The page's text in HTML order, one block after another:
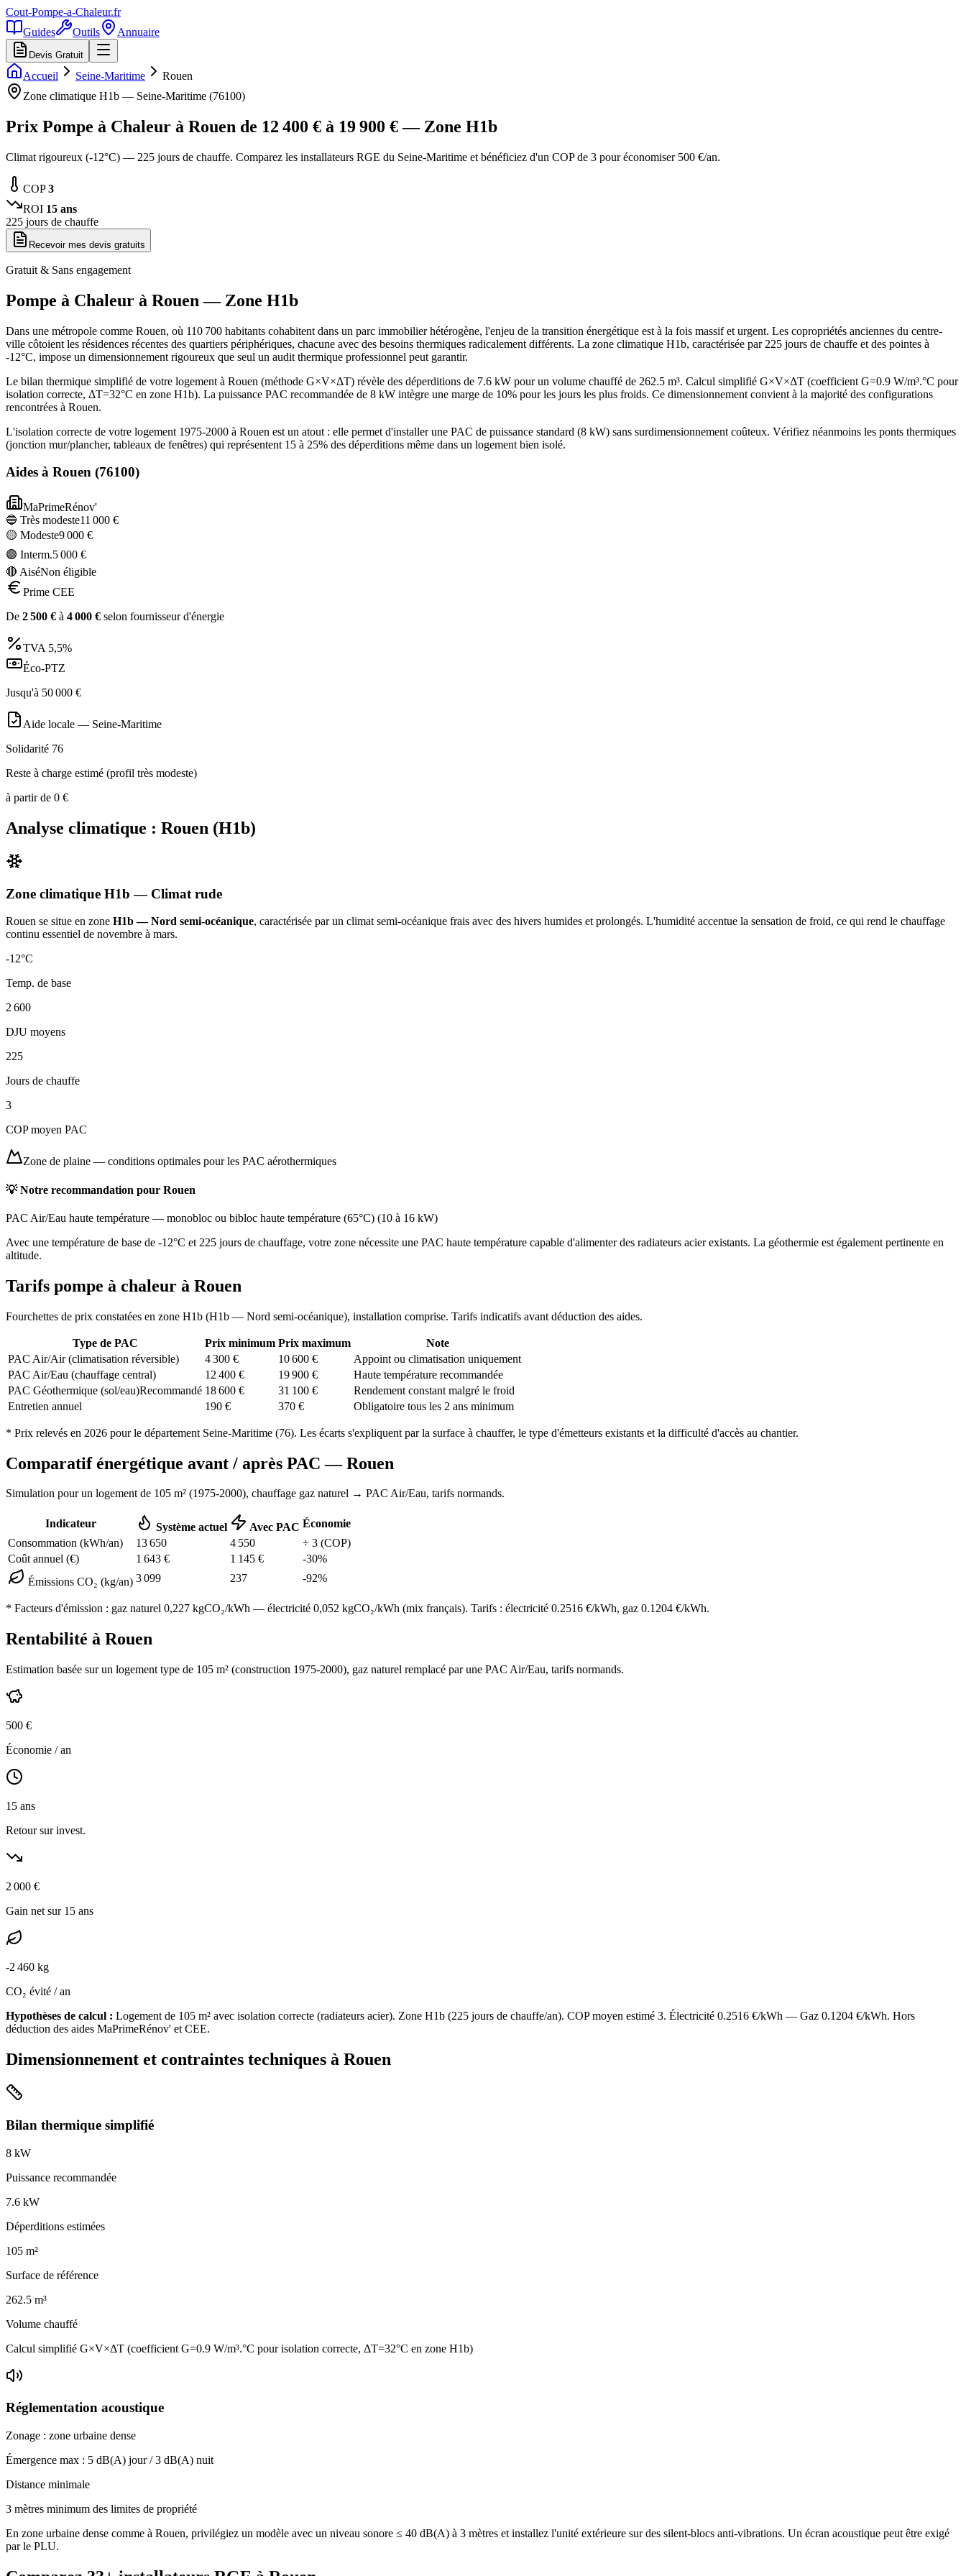
Cout-Pompe-a-Chaleur.fr
Guides
Outils Annuaire
Devis Gratuit
Accueil Seine-Maritime
Rouen
Zone climatique H1b — Seine-Maritime (76100)
Prix Pompe à Chaleur à Rouen de 12 400 € à 19 900 € — Zone H1b
Climat rigoureux (-12°C) — 225 jours de chauffe. Comparez les installateurs RGE du Seine-Maritime et bénéficiez d'un COP de 3 pour économiser 500 €/an.
COP3
ROI 15 ans
225 jours de chauffe
Recevoir mes devis gratuits
Gratuit & Sans engagement
Pompe à Chaleur à Rouen — Zone H1b
Dans une métropole comme Rouen, où 110 700 habitants cohabitent dans un parc immobilier hétérogène, l'enjeu de la transition énergétique est à la fois massif et urgent. Les copropriétés anciennes du centre-
ville côtoient les résidences récentes des quartiers périphériques, chacune avec des besoins thermiques radicalement différents. La zone climatique H1b, caractérisée par 225 jours de chauffe et des pointes à
-12°C, impose un dimensionnement rigoureux que seul un audit thermique professionnel peut garantir.
Le bilan thermique simplifié de votre logement à Rouen (méthode G×V×ΔT) révèle des déperditions de 7.6 kW pour un volume chauffé de 262.5 m³. Calcul simplifié G×V×ΔT (coefficient G=0.9 W/m³.°C pour
isolation correcte, ΔT=32°C en zone H1b). La puissance PAC recommandée de 8 kW intègre une marge de 10% pour les jours les plus froids. Ce dimensionnement convient à la majorité des configurations
rencontrées à Rouen.
L'isolation correcte de votre logement 1975-2000 à Rouen est un atout : elle permet d'installer une PAC de puissance standard (8 kW) sans surdimensionnement coûteux. Vérifiez néanmoins les ponts thermiques
(jonction mur/plancher, tableaux de fenêtres) qui représentent 15 à 25% des déperditions même dans un logement bien isolé.
Aides à Rouen (76100)
MaPrimeRénov'
🔵 Très modeste11 000 €
🟡 Modeste9 000 €
🟣 Interm.5 000 €
🔴 AiséNon éligible
Prime CEE
De 2 500 € à 4 000 € selon fournisseur d'énergie
TVA 5,5%
Éco-PTZ
Jusqu'à 50 000 €
Aide locale — Seine-Maritime
Solidarité 76
Reste à charge estimé (profil très modeste)
à partir de 0 €
Analyse climatique : Rouen (H1b)
Zone climatique H1b — Climat rude
Rouen se situe en zone H1b — Nord semi-océanique, caractérisée par un climat semi-océanique frais avec des hivers humides et prolongés. L'humidité accentue la sensation de froid, ce qui rend le chauffage
continu essentiel de novembre à mars.
-12°C
Temp. de base
2 600
DJU moyens
225
Jours de chauffe
3
COP moyen PAC
Zone de plaine — conditions optimales pour les PAC aérothermiques
💡 Notre recommandation pour Rouen
PAC Air/Eau haute température — monobloc ou bibloc haute température (65°C) (10 à 16 kW)
Avec une température de base de -12°C et 225 jours de chauffage, votre zone nécessite une PAC haute température capable d'alimenter des radiateurs acier existants. La géothermie est également pertinente en
altitude.
Tarifs pompe à chaleur à Rouen
Fourchettes de prix constatées en zone H1b (H1b — Nord semi-océanique), installation comprise. Tarifs indicatifs avant déduction des aides.
Type de PAC Prix minimum Prix maximum
Note
PAC Air/Air (climatisation réversible)
4 300 € 10 600 €
Appoint ou climatisation uniquement
PAC Air/Eau (chauffage central)
12 400 € 19 900 €
Haute température recommandée
PAC Géothermique (sol/eau)Recommandé 18 600 € 31 100 €
Rendement constant malgré le froid
Entretien annuel
190 € 370 € Obligatoire tous les 2 ans minimum
* Prix relevés en 2026 pour le département Seine-Maritime (76). Les écarts s'expliquent par la surface à chauffer, le type d'émetteurs existants et la difficulté d'accès au chantier.
Comparatif énergétique avant / après PAC —Rouen
Simulation pour un logement de 105 m² (1975-2000), chauffage gaz naturel → PAC Air/Eau, tarifs normands.
Indicateur Système actuel Avec PAC Économie
Consommation (kWh/an)
13 650 4 550 ÷ 3 (COP)
Coût annuel (€)
1 643 € 1 145 € -30%
Émissions CO₂ (kg/an) 3 099 237 -92%
* Facteurs d'émission : gaz naturel 0,227 kgCO₂/kWh — électricité 0,052 kgCO₂/kWh (mix français). Tarifs : électricité 0.2516 €/kWh, gaz 0.1204 €/kWh.
Rentabilité à Rouen
Estimation basée sur un logement type de 105 m² (construction 1975-2000), gaz naturel remplacé par une PAC Air/Eau, tarifs normands.
500 €
Économie / an
15 ans
Retour sur invest.
2 000 €
Gain net sur 15 ans
-2 460 kg
CO₂ évité / an
Hypothèses de calcul : Logement de 105 m² avec isolation correcte (radiateurs acier). Zone H1b (225 jours de chauffe/an). COP moyen estimé 3. Électricité 0.2516 €/kWh — Gaz 0.1204 €/kWh. Hors
déduction des aides MaPrimeRénov' et CEE.
Dimensionnement et contraintes techniques à Rouen
Bilan thermique simplifié
8 kW
Puissance recommandée
7.6 kW
Déperditions estimées
105 m²
Surface de référence
262.5 m³
Volume chauffé
Calcul simplifié G×V×ΔT (coefficient G=0.9 W/m³.°C pour isolation correcte, ΔT=32°C en zone H1b)
Réglementation acoustique
Zonage : zone urbaine dense
Émergence max : 5 dB(A) jour /3 dB(A) nuit
Distance minimale
3 mètres minimum des limites de propriété
En zone urbaine dense comme à Rouen, privilégiez un modèle avec un niveau sonore ≤ 40 dB(A) à 3 mètres et installez l'unité extérieure sur des silent-blocs anti-vibrations. Un écran acoustique peut être exigé
par le PLU.